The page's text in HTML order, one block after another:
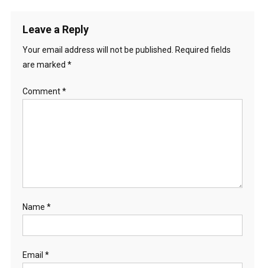
Leave a Reply
Your email address will not be published.
Required fields
are marked *
Comment*
Name *
Email *